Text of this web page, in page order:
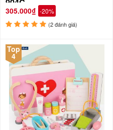
305.000₫ -20%
(2 đánh giá)
Top
4